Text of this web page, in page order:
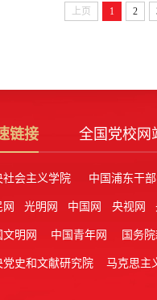
上页 1 2
链接 全国党校网
社会主义学院 中国浦东干
网 光明网 中国网 央视网
文明网 中国青年网 国务
党史和文献研究院 马克思主